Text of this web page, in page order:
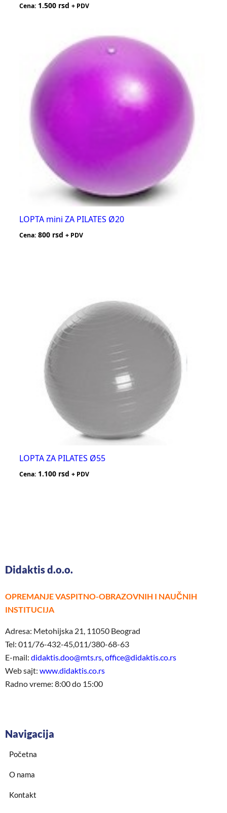
Cena: 1.500 rsd + PDV
LOPTA mini ZA PILATES Ø20
Cena: 800 rsd + PDV
LOPTA ZA PILATES Ø55
Cena: 1.100 rsd + PDV
Didaktis d.o.o.
OPREMANJE VASPITNO-OBRAZOVNIH I NAUČNIH
INSTITUCIJA
Adresa: Metohijska 21, 11050 Beograd
Tel: 011/76-432-45,011/380-68-63
E-mail: didaktis.doo@mts.rs,office@didaktis.co.rs
Web sajt: www.didaktis.co.rs
Radno vreme: 8:00 do 15:00
Navigacija
Početna
O nama
Kontakt